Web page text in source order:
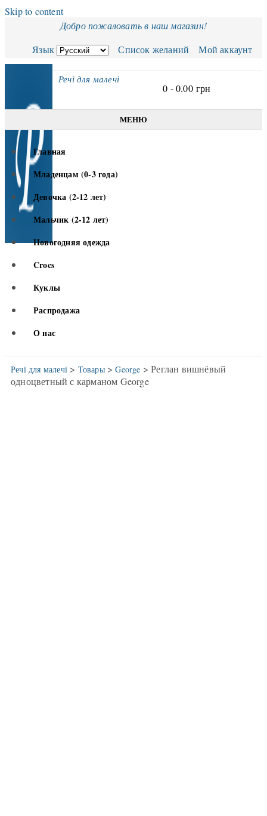
Skip to content
Добро пожаловать в наш магазин!
Язык
Список желаний Мой аккаунт
Речі для малечі
0 -0.00 грн
МЕНЮ
Главная
Младенцам (0-3 года)
Девочка (2-12 лет)
Мальчик (2-12 лет)
Новогодняя одежда
Crocs
Куклы
Распродажа
О нас
Речі для малечі > Товары>George > Реглан вишнёвый
одноцветный с карманом George